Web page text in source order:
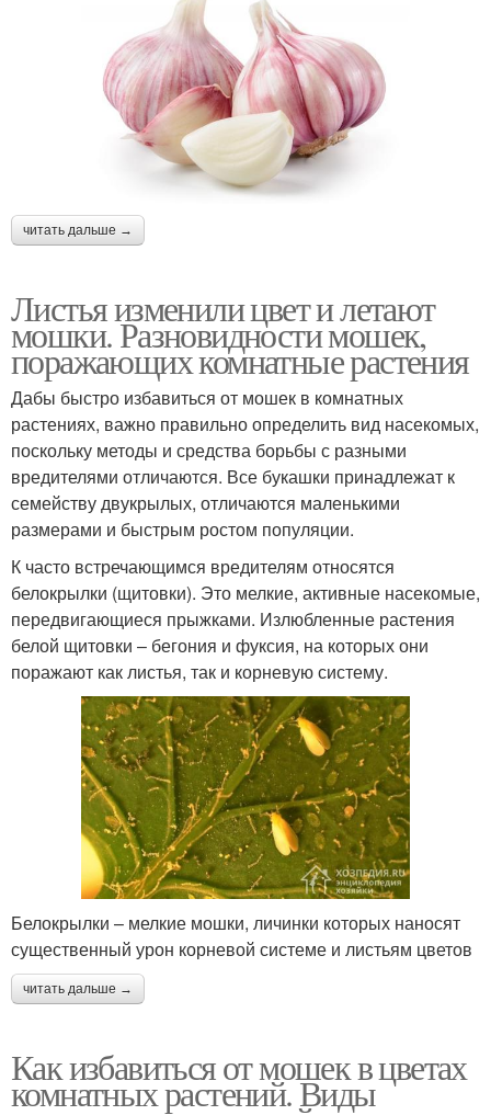
читать дальше →
Листья изменили цвет и летают
мошки. Разновидности мошек,
поражающих комнатные растения
Дабы быстро избавиться от мошек в комнатных
растениях, важно правильно определить вид насекомых,
поскольку методы и средства борьбы с разными
вредителями отличаются. Все букашки принадлежат к
семейству двукрылых, отличаются маленькими
размерами и быстрым ростом популяции.
К часто встречающимся вредителям относятся
белокрылки (щитовки). Это мелкие, активные насекомые,
передвигающиеся прыжками. Излюбленные растения
белой щитовки – бегония и фуксия, на которых они
поражают как листья, так и корневую систему.
Белокрылки – мелкие мошки, личинки которых наносят
существенный урон корневой системе и листьям цветов
читать дальше →
Как избавиться от мошек в цветах
комнатных растений. Виды